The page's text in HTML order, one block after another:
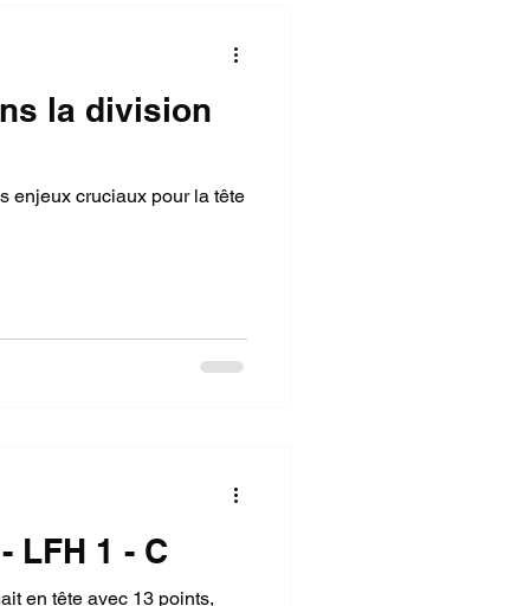
la division
enjeux cruciaux pour la tête
LFH 1 - C
en tête avec 13 points,